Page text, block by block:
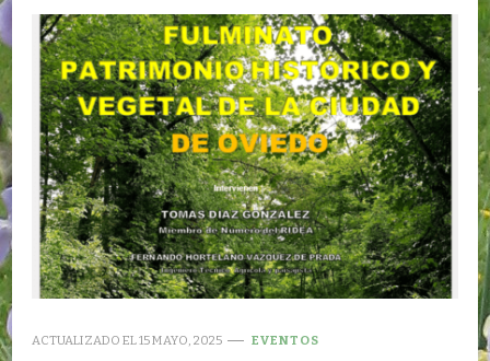
ACTUALIZADO EL15 MAYO, 2025 EVENTOS